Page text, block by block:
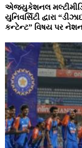
એજ્યુકેશનલ
યુનિવર્સિટી દ્વારા
કન્ટેન્ટ” વિષય પર